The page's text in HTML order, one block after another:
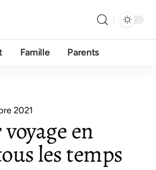
Famille Parents
2021
en
les temps